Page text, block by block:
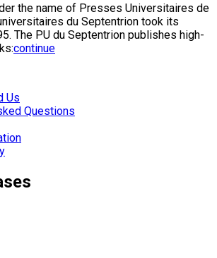
the name of Presses Universitaires de
du Septentrion took its
The PU du Septentrion publishes high-
continue
Us
Questions